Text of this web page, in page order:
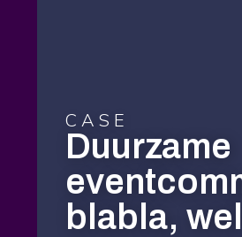
CASE
Duurzame
blabla,